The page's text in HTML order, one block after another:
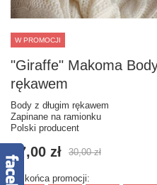
W PROMOCJI
"Giraffe" Makoma
rękawem
Body z długim rękawem
Zapinane na ramionku
Polski producent
27,00 zł 30,00 zł
Do końca promocji: